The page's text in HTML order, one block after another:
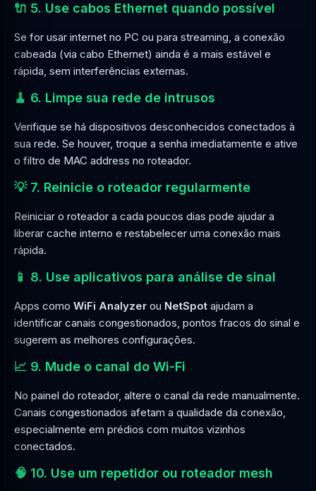
🔌 5. Use cabos Ethernet quando possível
Se for usar internet no PC ou para streaming, a conexão
cabeada (via cabo Ethernet) ainda é a mais estável e
rápida, sem interferências externas.
🧹 6. Limpe sua rede de intrusos
Verifique se há dispositivos desconhecidos conectados à
sua rede. Se houver, troque a senha imediatamente e ative
o filtro de MAC address no roteador.
💡 7. Reinicie o roteador regularmente
Reiniciar o roteador a cada poucos dias pode ajudar a
liberar cache interno e restabelecer uma conexão mais
rápida.
📱 8. Use aplicativos para análise de sinal
Apps como WiFi Analyzer ou NetSpot ajudam a
identificar canais congestionados, pontos fracos do sinal e
sugerem as melhores configurações.
📈 9. Mude o canal do Wi-Fi
No painel do roteador, altere o canal da rede manualmente.
Canais congestionados afetam a qualidade da conexão,
especialmente em prédios com muitos vizinhos
conectados.
🧠 10. Use um repetidor ou roteador mesh